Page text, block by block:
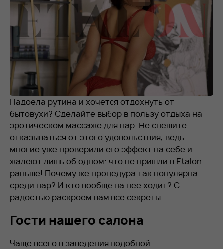
Надоела рутина и хочется отдохнуть от
бытовухи? Сделайте выбор в пользу отдыха на
эротическом массаже для пар. Не спешите
отказываться от этого удовольствия, ведь
многие уже проверили его эффект на себе и
жалеют лишь об одном: что не пришли в Etalon
раньше! Почему же процедура так популярна
среди пар? И кто вообще на нее ходит? С
радостью раскроем вам все секреты.
Гости нашего салона
Чаще всего в заведения подобной